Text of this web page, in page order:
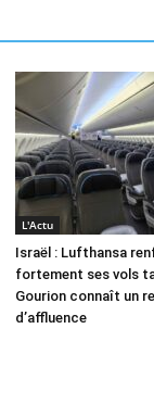
L'Actu
Israël : Lufthansa
fortement ses vols
Gourion connaît un
d’affluence